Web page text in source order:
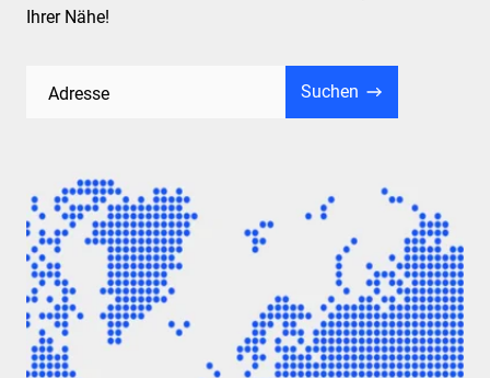
Ihrer Nähe!
Adresse Suchen